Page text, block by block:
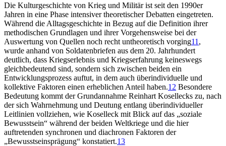
Die Kulturgeschichte von Krieg und Militär ist seit den 1990er
Jahren in eine Phase intensiver theoretischer Debatten eingetreten.
Während die Alltagsgeschichte in Bezug auf die Definition ihrer
methodischen Grundlagen und ihrer Vorgehensweise bei der
Auswertung von Quellen noch recht untheoretisch vorging11 ,
wurde anhand von Soldatenbriefen aus dem 20. Jahrhundert
deutlich, dass Kriegserlebnis und Kriegserfahrung keineswegs
gleichbedeutend sind, sondern sich zwischen beiden ein
Entwicklungsprozess auftut, in dem auch überindividuelle und
kollektive Faktoren einen erheblichen Anteil haben.12 Besondere
Bedeutung kommt der Grundannahme Reinhart Kosellecks zu, nach
der sich Wahrnehmung und Deutung entlang überindividueller
Leitlinien vollziehen, wie Koselleck mit Blick auf das „soziale
Bewusstsein“ während der beiden Weltkriege und die hier
auftretenden synchronen und diachronen Faktoren der
„Bewusstseinsprägung“ konstatiert.13